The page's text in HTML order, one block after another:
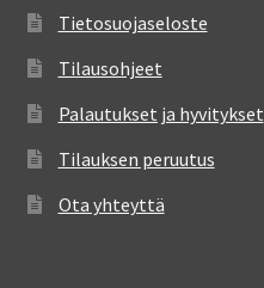
Tietosuojaseloste
Tilausohjeet
Palautukset ja hyvitykset
Tilauksen peruutus
Ota yhteyttä